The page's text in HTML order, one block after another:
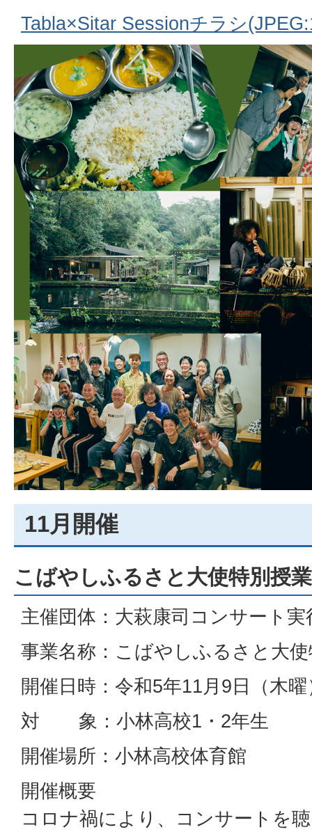
Tabla×Sitar Sessionチラシ
11月開催
こばやしふるさと大使特別授業
主催団体：大萩康司コンサート実
事業名称：こばやしふるさと大
開催日時：令和5年11月9日（木
対 象：小林高校1・2年生
開催場所：小林高校体育館
開催概要
コロナ禍により、コンサートを